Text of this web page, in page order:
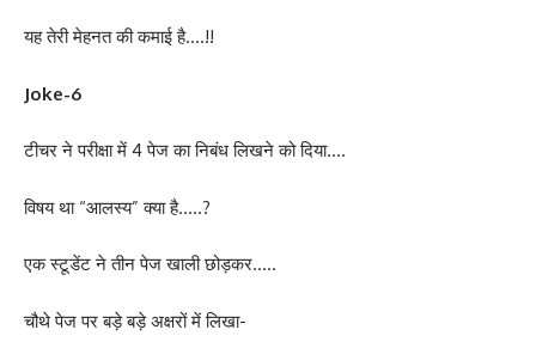
यह तेरी मेहनत की कमाई है….!!
Joke-6
टीचर ने परीक्षा में 4 पेज का निबंध लिखने को दिया….
विषय था “आलस्य” क्या है…..?
एक स्टूडेंट ने तीन पेज खाली छोड़कर…..
चौथे पेज पर बड़े बड़े अक्षरों में लिखा-